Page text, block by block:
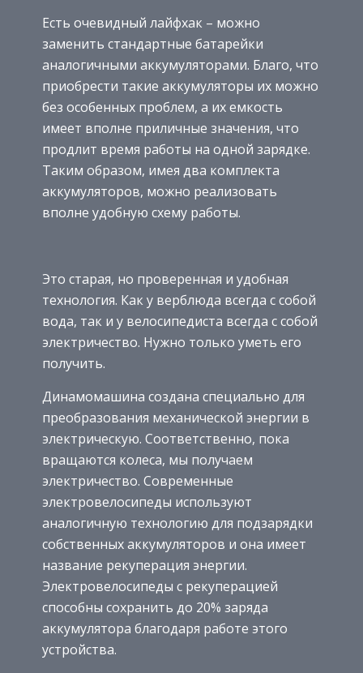
Есть очевидный лайфхак – можно
заменить стандартные батарейки
аналогичными аккумуляторами. Благо, что
приобрести такие аккумуляторы их можно
без особенных проблем, а их емкость
имеет вполне приличные значения, что
продлит время работы на одной зарядке.
Таким образом, имея два комплекта
аккумуляторов, можно реализовать
вполне удобную схему работы.
Это старая, но проверенная и удобная
технология. Как у верблюда всегда с собой
вода, так и у велосипедиста всегда с собой
электричество. Нужно только уметь его
получить.
Динамомашина создана специально для
преобразования механической энергии в
электрическую. Соответственно, пока
вращаются колеса, мы получаем
электричество. Современные
электровелосипеды используют
аналогичную технологию для подзарядки
собственных аккумуляторов и она имеет
название рекуперация энергии.
Электровелосипеды с рекуперацией
способны сохранить до 20% заряда
аккумулятора благодаря работе этого
устройства.